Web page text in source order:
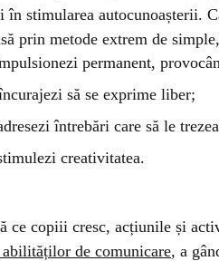
în stimularea autocunoașterii.
prin metode extrem de
permanent,
să se exprime liber;
întrebări care să le
creativitatea.
ce copiii cresc, acțiunile și
abilităților de comunicare, a